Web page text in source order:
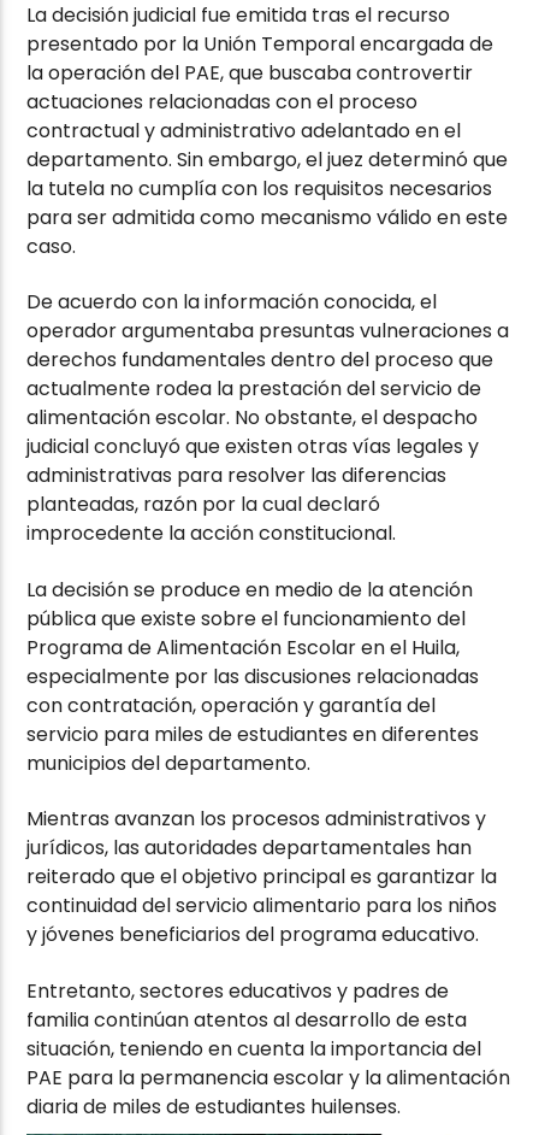
La decisión judicial fue emitida tras el recurso
presentado por la Unión Temporal encargada de
la operación del PAE, que buscaba controvertir
actuaciones relacionadas con el proceso
contractual y administrativo adelantado en el
departamento. Sin embargo, el juez determinó que
la tutela no cumplía con los requisitos necesarios
para ser admitida como mecanismo válido en este
caso.
De acuerdo con la información conocida, el
operador argumentaba presuntas vulneraciones a
derechos fundamentales dentro del proceso que
actualmente rodea la prestación del servicio de
alimentación escolar. No obstante, el despacho
judicial concluyó que existen otras vías legales y
administrativas para resolver las diferencias
planteadas, razón por la cual declaró
improcedente la acción constitucional.
La decisión se produce en medio de la atención
pública que existe sobre el funcionamiento del
Programa de Alimentación Escolar en el Huila,
especialmente por las discusiones relacionadas
con contratación, operación y garantía del
servicio para miles de estudiantes en diferentes
municipios del departamento.
Mientras avanzan los procesos administrativos y
jurídicos, las autoridades departamentales han
reiterado que el objetivo principal es garantizar la
continuidad del servicio alimentario para los niños
y jóvenes beneficiarios del programa educativo.
Entretanto, sectores educativos y padres de
familia continúan atentos al desarrollo de esta
situación, teniendo en cuenta la importancia del
PAE para la permanencia escolar y la alimentación
diaria de miles de estudiantes huilenses.